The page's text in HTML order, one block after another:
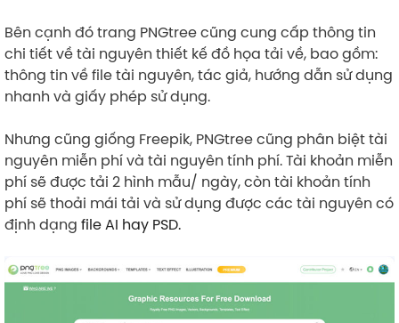
Bên cạnh đó trang PNGtree cũng cung cấp thông tin
chi tiết về tài nguyên thiết kế đồ họa tải về, bao gồm:
thông tin về file tài nguyên, tác giả, hướng dẫn sử dụng
nhanh và giấy phép sử dụng.
Nhưng cũng giống Freepik, PNGtree cũng phân biệt tài
nguyên miễn phí và tài nguyên tính phí. Tài khoản miễn
phí sẽ được tải 2 hình mẫu/ ngày, còn tài khoản tính
phí sẽ thoải mái tải và sử dụng được các tài nguyên có
định dạng file AI hay PSD.